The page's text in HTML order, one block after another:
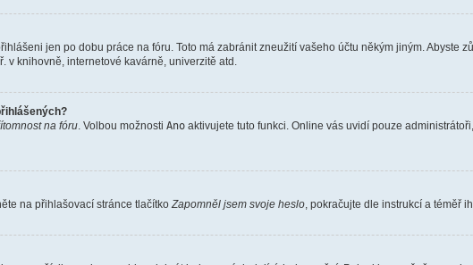
jen po dobu práce na fóru. Toto má zabránit zneužití vašeho účtu někým jiným. Abyste
v knihovně, internetové kavárně, univerzitě atd.
na fóru. Volbou možnosti Ano aktivujete tuto funkci. Online vás uvidí pouze
na přihlašovací stránce tlačítkoZapomněl jsem svoje heslo, pokračujte dle instrukcí a téměř